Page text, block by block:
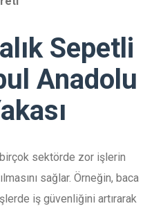
Sepetli
Anadolu
sektörde zor işlerin
sağlar. Örneğin, baca
iş güvenliğini artırarak